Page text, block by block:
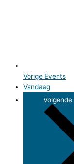
Vorige Events
Vandaag
Volgende